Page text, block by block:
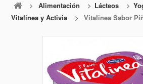
ALIMENTACIÓN
CARNICERÍA Y CHARCUTERÍA
> Alimentación > Lácteos >
Vitalinea y Activia
> Vitalinea Sabor